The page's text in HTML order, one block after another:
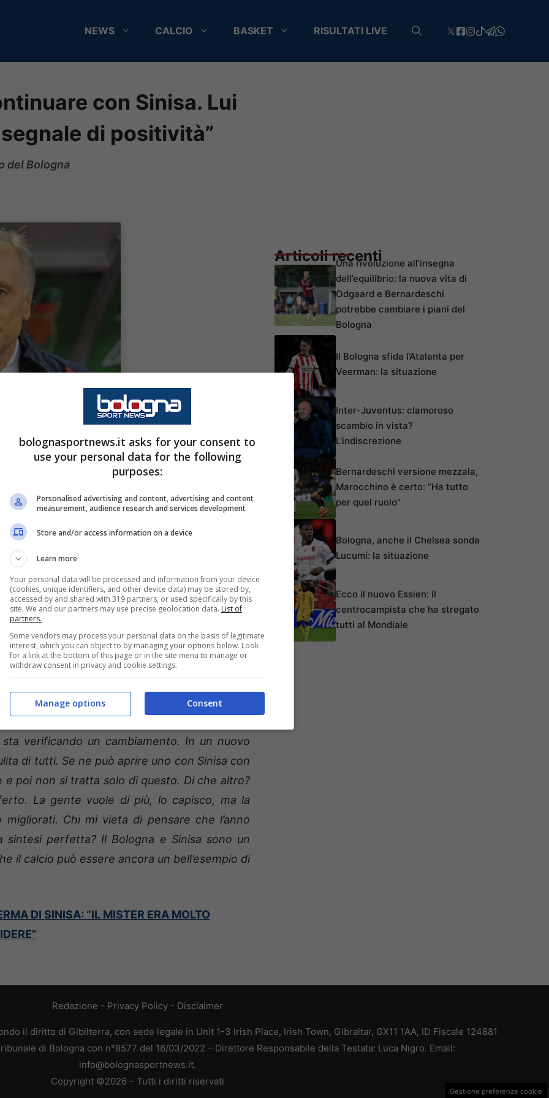
NEWS CALCIO BASKET RISULTATI LIVE
con Sinisa. Lui
di positività”
del Bologna
rilasciate a“Il Resto del Carlino”:“Secondo me
via percorribile. È una scelta di cuore e
con il cuore. Penso non se ne pentirà
un uomo che ha fatto tanto e forse in altre
è giusto scoprirlo fino in fondo, visto che ha
Le rivoluzioni si possono fare in tanti modi,
dopo tre anni e mezzo di lavoro in coppia
verificando un cambiamento. In un nuovo
di tutti. Se ne può aprire uno con Sinisa con
e poi non si tratta solo di questo. Di che altro?
La gente vuole di più, lo capisco, ma la
Chi mi vieta di pensare che l’anno
sintesi perfetta? Il Bologna e Sinisa sono un
il calcio può essere ancora un bell’esempio di
DI SINISA: “IL MISTER ERA MOLTO
Articoli recentiUna rivoluzione all’insegna
dell’equilibrio: la nuova vita di
Odgaard e Bernardeschi
potrebbe cambiare i piani del
Bologna
Il Bologna sfida l’Atalanta per
Veerman: la situazione
Inter-Juventus: clamoroso
scambio in vista?
L’indiscrezione
Bernardeschi versione mezzala,
Marocchino è certo: “Ha tutto
per quel ruolo”
Bologna, anche il Chelsea sonda
Lucumí: la situazione
Ecco il nuovo Essien: il
centrocampista che ha stregato
tutti al Mondiale
Redazione - Privacy Policy- Disclaimer
il diritto di Gibilterra, con sede legale in Unit 1-3 Irish Place, Irish Town, Gibraltar, GX11 1AA, ID Fiscale 124881
di Bologna con n°8577 del 16/03/2022 – Direttore Responsabile della Testata: Luca Nigro. Email:
info@bolognasportnews.it.
Copyright ©2026 – Tutti i diritti riservati
Gestione preferenze cookie
bolognasportnews.it asks for your consent to
use your personal data for the following
purposes:
Personalised advertising and content, advertising and content
measurement, audience research and services development
Store and/or access information on a device
Learn more
Your personal data will be processed and information from your device
(cookies, unique identifiers, and other device data) may be stored by,
accessed by and shared with 319 partners, or used specifically by this
site. We and our partners may use precise geolocation data. List of
partners.
Some vendors may process your personal data on the basis of legitimate
interest, which you can object to by managing your options below. Look
for a link at the bottom of this page or in the site menu to manage or
withdraw consent in privacy and cookie settings.
Consent
Manage options